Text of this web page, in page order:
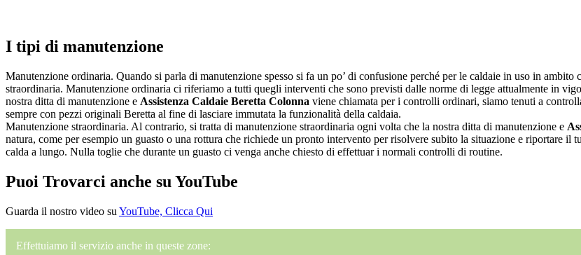
I tipi di manutenzione
Manutenzione ordinaria. Quando si parla di manutenzione spesso si fa un po’ di confusione perché per le caldaie in uso in
straordinaria. Manutenzione ordinaria ci riferiamo a tutti quegli interventi che sono previsti dalle norme di legge attualmente in
nostra ditta di manutenzione e Assistenza Caldaie Beretta Colonna viene chiamata per i controlli ordinari, siamo tenuti a
sempre con pezzi originali Beretta al fine di lasciare immutata la funzionalità della caldaia.
Manutenzione straordinaria. Al contrario, si tratta di manutenzione straordinaria ogni volta che la nostra ditta di manutenzione e
natura, come per esempio un guasto o una rottura che richiede un pronto intervento per risolvere subito la situazione e riportare il
calda a lungo. Nulla toglie che durante un guasto ci venga anche chiesto di effettuar i normali controlli di routine.
Puoi Trovarci anche su YouTube
Guarda il nostro video su YouTube, Clicca Qui
Effettuiamo il servizio anche in queste zone: